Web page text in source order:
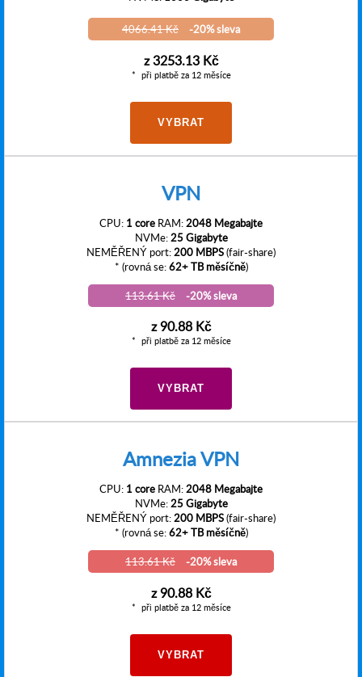
4066.41 Kč -20% sleva
z3253.13 Kč
při platbě za 12 měsíce
VYBRAT
VPN
CPU: 1 core RAM:2048 Megabajte
NVMe:25 Gigabyte
NEMĚŘENÝ port:200 MBPS(fair-share)
* (rovná se:62+ TB měsíčně)
113.61 Kč
-20% sleva
z90.88 Kč
při platbě za 12 měsíce
VYBRAT
Amnezia VPN
CPU: 1 core RAM:2048 Megabajte
NVMe:25 Gigabyte
NEMĚŘENÝ port:200 MBPS(fair-share)
* (rovná se:62+ TB měsíčně)
113.61 Kč
-20% sleva
z90.88 Kč
při platbě za 12 měsíce
VYBRAT